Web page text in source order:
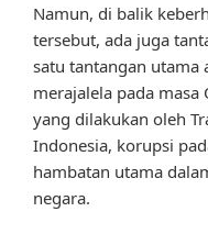
Namun, di balik
tersebut, ada juga
satu tantangan utama
merajalela pada
yang dilakukan oleh
Indonesia, korupsi
hambatan utama
negara.